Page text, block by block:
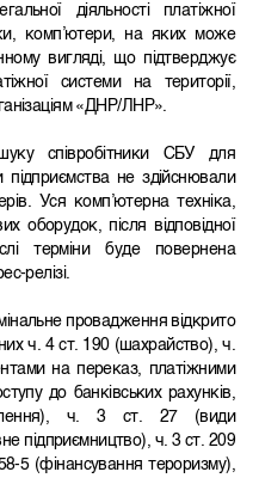
діяльності платіжної
комп’ютери, на яких може
вигляді, що підтверджує
системи на території,
«ДНР/ЛНР».
співробітники СБУ для
не здійснювали
Уся комп’ютерна техніка,
оборудок, після відповідної
терміни буде повернена
релізі.
провадження відкрито
ч. 4 ст. 190 (шахрайство), ч.
на переказ, платіжними
до банківських рахунків,
ч. 3 ст. 27 (види
підприємництво), ч. 3 ст. 209
5 (фінансування тероризму),